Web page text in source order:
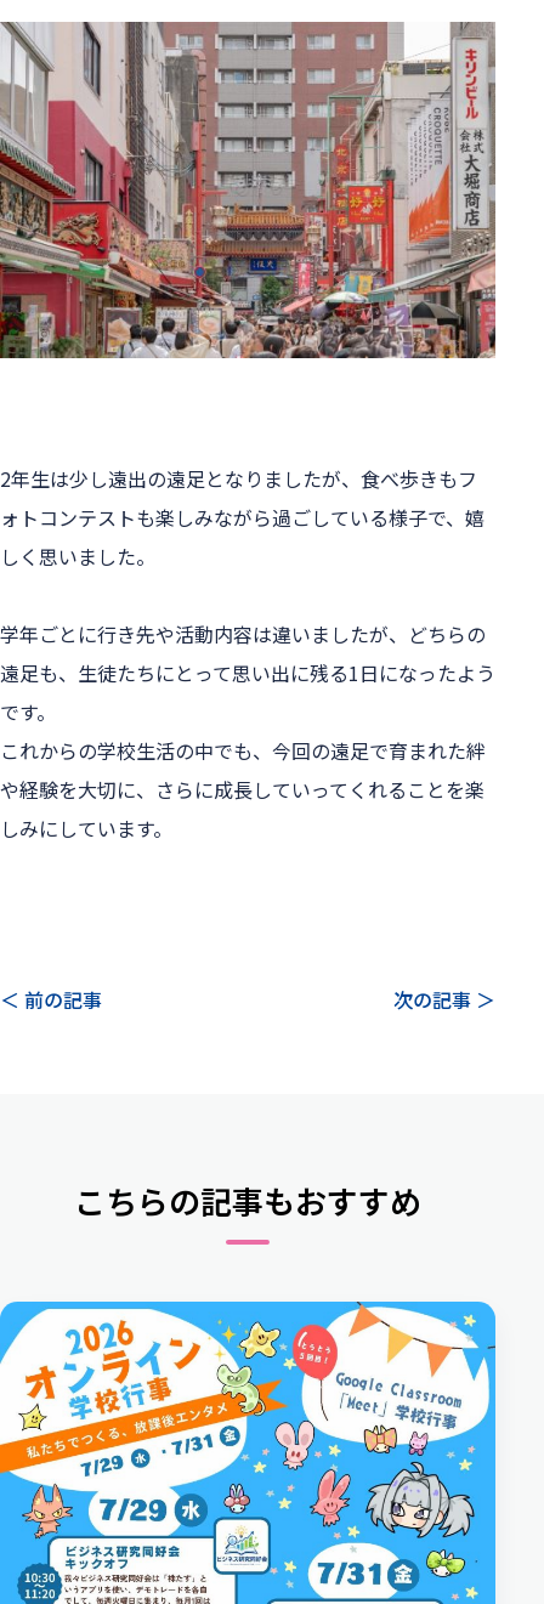
2年生は少し遠出の遠足となりましたが、食べ歩きもフ
ォトコンテストも楽しみながら過ごしている様子で、嬉
しく思いました。
学年ごとに行き先や活動内容は違いましたが、どちらの
遠足も、生徒たちにとって思い出に残る1日になったよう
です。
これからの学校生活の中でも、今回の遠足で育まれた絆
や経験を大切に、さらに成長していってくれることを楽
しみにしています。
＜ 前の記事 次の記事 ＞
こちらの記事もおすすめ